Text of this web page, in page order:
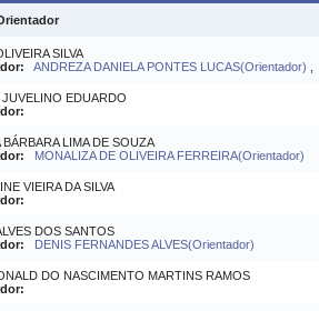
SILVA
ANDREZA DANIELA PONTES LUCAS(Orientador)
EDUARDO
BÁRBARA LIMA DE SOUZA
MONALIZA DE OLIVEIRA FERREIRA(Orientador)
VIEIRA DA SILVA
DOS SANTOS
DENIS FERNANDES ALVES(Orientador)
DO NASCIMENTO MARTINS RAMOS